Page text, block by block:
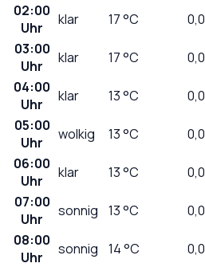
02:00
Uhr
klar 17°C 0,0
03:00
Uhr
klar 17°C 0,0
04:00
Uhr
klar 13°C 0,0
05:00
Uhr
wolkig 13°C 0,0
06:00
Uhr
klar 13°C 0,0
07:00
Uhr
sonnig 13°C 0,0
08:00
Uhr
sonnig 14°C 0,0